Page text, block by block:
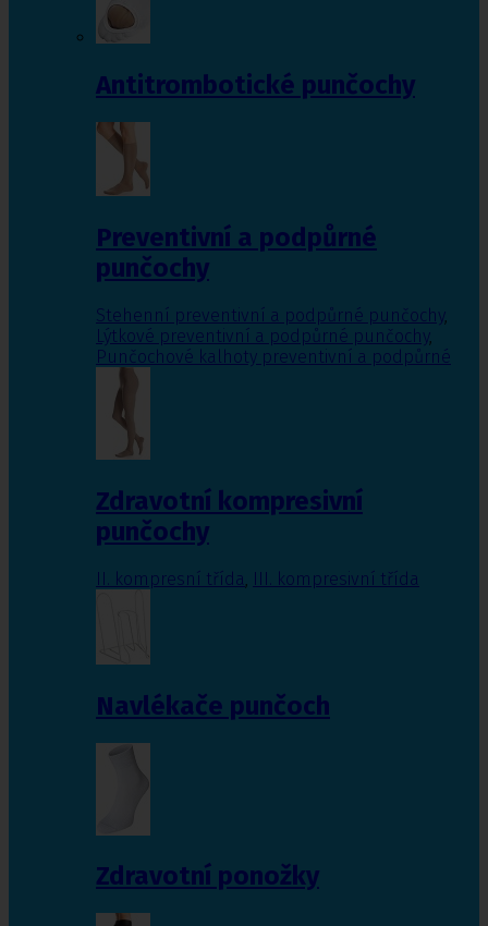
Antitrombotické punčochy
Preventivní a podpůrné
punčochy
Stehenní preventivní a podpůrné punčochy,
Lýtkové preventivní a podpůrné punčochy,
Punčochové kalhoty preventivní a podpůrné
Zdravotní kompresivní
punčochy
II. kompresní třída III. kompresivní třída
Navlékače punčoch
Zdravotní ponožky